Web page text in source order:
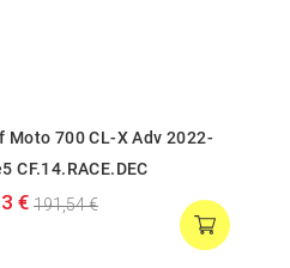
Moto 700 CL-X Adv 2022-
CF.14.RACE.DEC
€ 191,54 €